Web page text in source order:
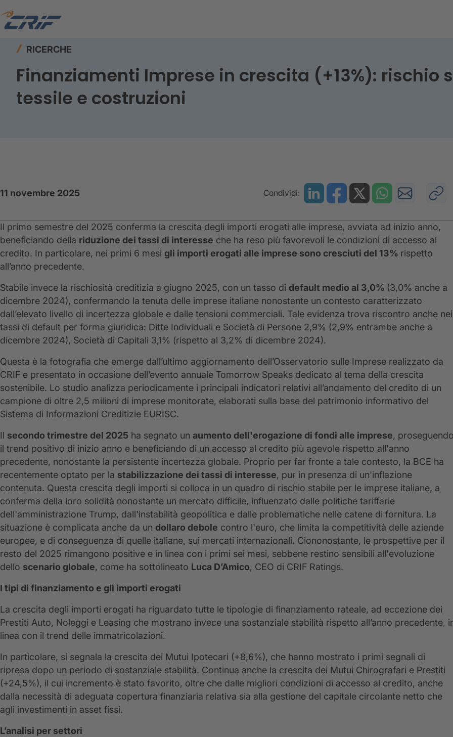
Home
RICERCHE
Finanziamenti Imprese in crescita (+13%): rischio
tessile e costruzioni
11 novembre 2025 Condividi:
Il primo semestre del 2025 conferma la crescita degli importi erogati alle imprese, avviata ad inizio anno,
beneficiando della riduzione dei tassi di interesse che ha reso più favorevoli le condizioni di accesso al
credito. In particolare, nei primi 6 mesi gli importi erogati alle imprese sono cresciuti del 13% rispetto
all’anno precedente.
Stabile invece la rischiosità creditizia a giugno 2025, con un tasso di default medio al 3,0% (3,0% anche a
dicembre 2024), confermando la tenuta delle imprese italiane nonostante un contesto caratterizzato
dall’elevato livello di incertezza globale e dalle tensioni commerciali. Tale evidenza trova riscontro anche nei
tassi di default per forma giuridica: Ditte Individuali e Società di Persone 2,9% (2,9% entrambe anche a
dicembre 2024), Società di Capitali 3,1% (rispetto al 3,2% di dicembre 2024).
Questa è la fotografia che emerge dall’ultimo aggiornamento dell’Osservatorio sulle Imprese realizzato da
CRIF e presentato in occasione dell’evento annuale Tomorrow Speaks dedicato al tema della crescita
sostenibile. Lo studio analizza periodicamente i principali indicatori relativi all’andamento del credito di un
campione di oltre 2,5 milioni di imprese monitorate, elaborati sulla base del patrimonio informativo del
Sistema di Informazioni Creditizie EURISC.
Il secondo trimestre del 2025 ha segnato un aumento dell'erogazione di fondi alle imprese,
il trend positivo di inizio anno e beneficiando di un accesso al credito più agevole rispetto all'anno
precedente, nonostante la persistente incertezza globale. Proprio per far fronte a tale contesto, la BCE ha
recentemente optato per la stabilizzazione dei tassi di interesse, pur in presenza di un'inflazione
contenuta. Questa crescita degli importi si colloca in un quadro di rischio stabile per le imprese italiane, a
conferma della loro solidità nonostante un mercato difficile, influenzato dalle politiche tariffarie
dell'amministrazione Trump, dall'instabilità geopolitica e dalle problematiche nelle catene di fornitura. La
situazione è complicata anche da un dollaro debole contro l'euro, che limita la competitività delle aziende
europee, e di conseguenza di quelle italiane, sui mercati internazionali. Ciononostante, le prospettive per il
resto del 2025 rimangono positive e in linea con i primi sei mesi, sebbene restino sensibili all'evoluzione
dello scenario globale, come ha sottolineato Luca D’Amico, CEO di CRIF Ratings.
I tipi di finanziamento e gli importi erogati
La crescita degli importi erogati ha riguardato tutte le tipologie di finanziamento rateale, ad eccezione dei
Prestiti Auto, Noleggi e Leasing che mostrano invece una sostanziale stabilità rispetto all’anno precedente,
linea con il trend delle immatricolazioni.
In particolare, si segnala la crescita dei Mutui Ipotecari (+8,6%), che hanno mostrato i primi segnali di
ripresa dopo un periodo di sostanziale stabilità. Continua anche la crescita dei Mutui Chirografari e Prestiti
(+24,5%), il cui incremento è stato favorito, oltre che dalle migliori condizioni di accesso al credito, anche
dalla necessità di adeguata copertura finanziaria relativa sia alla gestione del capitale circolante netto che
agli investimenti in asset fissi.
L’analisi per settori